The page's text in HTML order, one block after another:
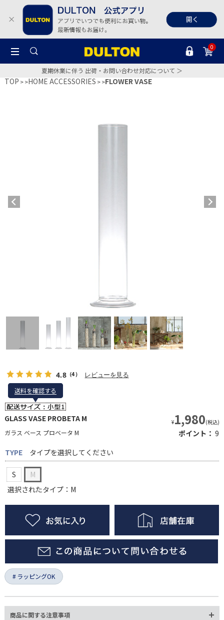
0
夏期休業に伴う 出荷・お問い合わせ対応について ＞
TOP >HOME ACCESSORIES >FLOWER VASE
4.8（4） レビューを見る
送料を確認する
送料を確認する
GLASS VASE PROBETA M
ガラス ベース プロベータ M
¥1,980(税込)
ポイント： 9
TYPE
タイプを選択してください
S
M
選択されたタイプ：M
ラッピングOK
商品に関する注意事項